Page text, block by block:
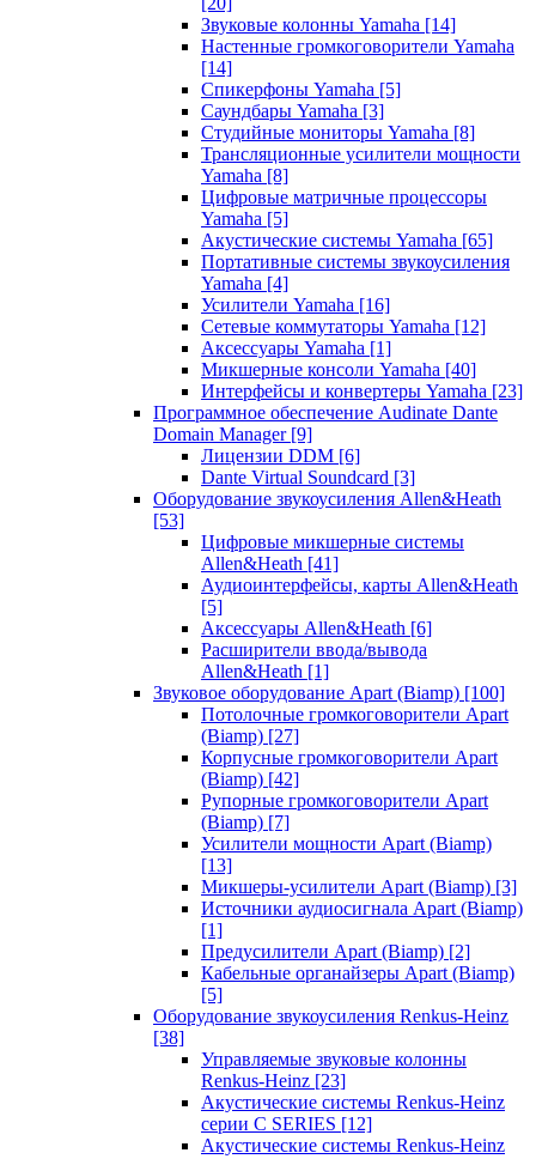
Звуковые колонны Yamaha [14]
Настенные громкоговорители Yamaha
[14]
Спикерфоны Yamaha [5]
Саундбары Yamaha [3]
Студийные мониторы Yamaha [8]
Трансляционные усилители мощности
Yamaha [8]
Цифровые матричные процессоры
Yamaha [5]
Акустические системы Yamaha [65]
Портативные системы звукоусиления
Yamaha [4]
Усилители Yamaha [16]
Сетевые коммутаторы Yamaha [12]
Аксессуары Yamaha [1]
Микшерные консоли Yamaha [40]
Интерфейсы и конвертеры Yamaha [23]
Программное обеспечение Audinate Dante
Domain Manager [9]
Лицензии DDM [6]
Dante Virtual Soundcard [3]
Оборудование звукоусиления Allen&Heath
[53]
Цифровые микшерные системы
Allen&Heath [41]
Аудиоинтерфейсы, карты Allen&Heath
[5]
Аксессуары Allen&Heath [6]
Расширители ввода/вывода
Allen&Heath [1]
Звуковое оборудование Apart (Biamp) [100]
Потолочные громкоговорители Apart
(Biamp) [27]
Корпусные громкоговорители Apart
(Biamp) [42]
Рупорные громкоговорители Apart
(Biamp) [7]
Усилители мощности Apart (Biamp)
[13]
Микшеры-усилители Apart (Biamp) [3]
Источники аудиосигнала Apart (Biamp)
[1]
Предусилители Apart (Biamp) [2]
Кабельные органайзеры Apart (Biamp)
[5]
Оборудование звукоусиления Renkus-Heinz
[38]
Управляемые звуковые колонны
Renkus-Heinz [23]
Акустические системы Renkus-Heinz
серии C SERIES [12]
Акустические системы Renkus-Heinz